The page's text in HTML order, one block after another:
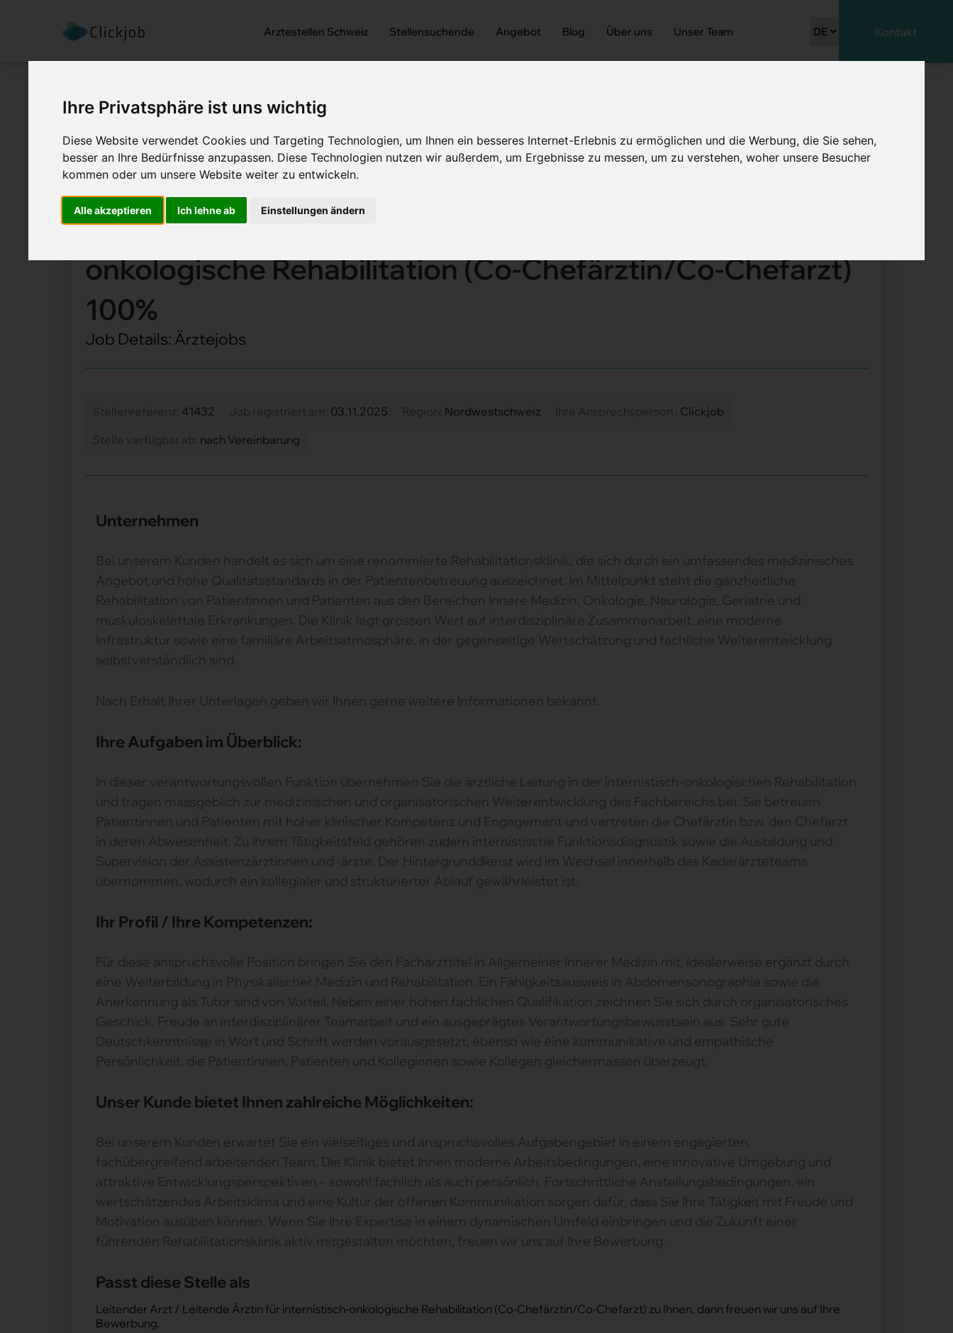
Ihre Privatsphäre ist uns wichtig
Diese Website verwendet Cookies und Targeting Technologien, um Ihnen ein besseres Internet-Erlebnis zu ermöglichen und die Werbung, die Sie sehen,
besser an Ihre Bedürfnisse anzupassen. Diese Technologien nutzen wir außerdem, um Ergebnisse zu messen, um zu verstehen, woher unsere Besucher
kommen oder um unsere Website weiter zu entwickeln.
Alle akzeptieren Ich lehne ab Einstellungen ändern
Arztestellen Schweiz Stellensuchende Angebot Blog Über uns Unser Team Kontakt
Startseite/Ärztejobs/
Leitender Arzt / Leitende Ärztin für internistisch-
onkologische Rehabilitation (Co-Chefärztin/Co-Chefarzt)
100%
Job Details: Ärztejobs
41432 03.11.2025 Nordwestschweiz
Clickjob
nach Vereinbarung
Unternehmen
Bei unserem Kunden handelt es sich um eine renommierte Rehabilitationsklinik, die sich durch ein umfassendes medizinisches
Angebot und hohe Qualitätsstandards in der Patientenbetreuung auszeichnet. Im Mittelpunkt steht die ganzheitliche
Rehabilitation von Patientinnen und Patienten aus den Bereichen Innere Medizin, Onkologie, Neurologie, Geriatrie und
muskuloskelettale Erkrankungen. Die Klinik legt grossen Wert auf interdisziplinäre Zusammenarbeit, eine moderne
Infrastruktur sowie eine familiäre Arbeitsatmosphäre, in der gegenseitige Wertschätzung und fachliche Weiterentwicklung
selbstverständlich sind.
Nach Erhalt Ihrer Unterlagen geben wir Ihnen gerne weitere Informationen bekannt.
Ihre Aufgaben im Überblick:
In dieser verantwortungsvollen Funktion übernehmen Sie die ärztliche Leitung in der internistisch-onkologischen Rehabilitation
und tragen massgeblich zur medizinischen und organisatorischen Weiterentwicklung des Fachbereichs bei. Sie betreuen
Patientinnen und Patienten mit hoher klinischer Kompetenz und Engagement und vertreten die Chefärztin bzw. den Chefarzt
in deren Abwesenheit. Zu Ihrem Tätigkeitsfeld gehören zudem internistische Funktionsdiagnostik sowie die Ausbildung und
Supervision der Assistenzärztinnen und -ärzte. Der Hintergrunddienst wird im Wechsel innerhalb des Kaderärzteteams
übernommen, wodurch ein kollegialer und strukturierter Ablauf gewährleistet ist.
Ihr Profil / Ihre Kompetenzen:
Für diese anspruchsvolle Position bringen Sie den Facharzttitel in Allgemeiner Innerer Medizin mit, idealerweise ergänzt durch
eine Weiterbildung in Physikalischer Medizin und Rehabilitation. Ein Fähigkeitsausweis in Abdomensonographie sowie die
Anerkennung als Tutor sind von Vorteil. Neben einer hohen fachlichen Qualifikation zeichnen Sie sich durch organisatorisches
Geschick, Freude an interdisziplinärer Teamarbeit und ein ausgeprägtes Verantwortungsbewusstsein aus. Sehr gute
Deutschkenntnisse in Wort und Schrift werden vorausgesetzt, ebenso wie eine kommunikative und empathische
Persönlichkeit, die Patientinnen, Patienten und Kolleginnen sowie Kollegen gleichermassen überzeugt.
Unser Kunde bietet Ihnen zahlreiche Möglichkeiten:
Bei unserem Kunden erwartet Sie ein vielseitiges und anspruchsvolles Aufgabengebiet in einem engagierten,
fachübergreifend arbeitenden Team. Die Klinik bietet Ihnen moderne Arbeitsbedingungen, eine innovative Umgebung und
attraktive Entwicklungsperspektiven – sowohl fachlich als auch persönlich. Fortschrittliche Anstellungsbedingungen, ein
wertschätzendes Arbeitsklima und eine Kultur der offenen Kommunikation sorgen dafür, dass Sie Ihre Tätigkeit mit Freude und
Motivation ausüben können. Wenn Sie Ihre Expertise in einem dynamischen Umfeld einbringen und die Zukunft einer
führenden Rehabilitationsklinik aktiv mitgestalten möchten, freuen wir uns auf Ihre Bewerbung.
Passt diese Stelle als
Leitender Arzt / Leitende Ärztin für internistisch-onkologische Rehabilitation (Co-Chefärztin/Co-Chefarzt) zu Ihnen, dann freuen wir uns auf Ihre
Bewerbung.